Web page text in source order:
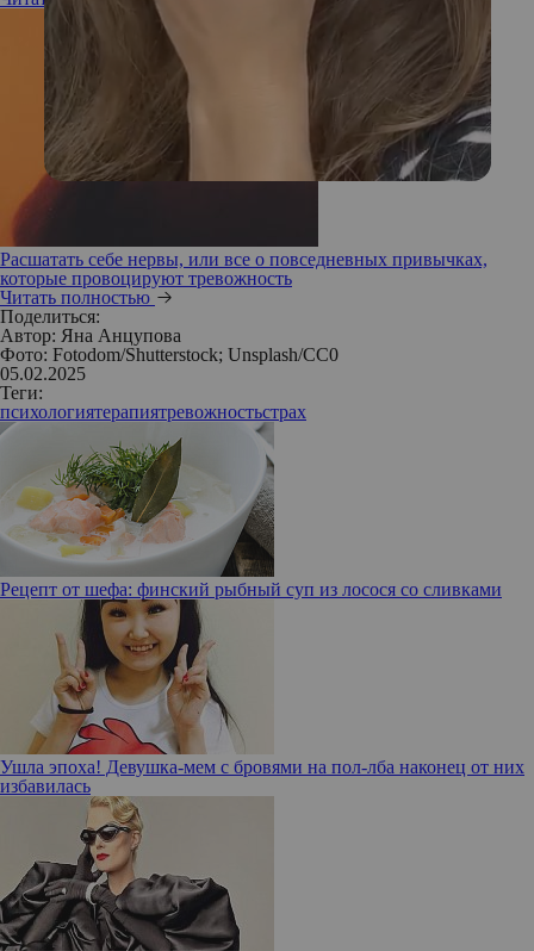
Расшатать себе нервы, или все о повседневных привычках,
которые провоцируют тревожность
Читать полностью
Поделиться:
Автор: Яна Анцупова
Фото: Fotodom/Shutterstock; Unsplash/СС0
05.02.2025
Теги:
психологиятерапиятревожностьстрах
Рецепт от шефа: финский рыбный суп из лосося со сливками
Ушла эпоха! Девушка-мем с бровями на пол-лба наконец от них
избавилась